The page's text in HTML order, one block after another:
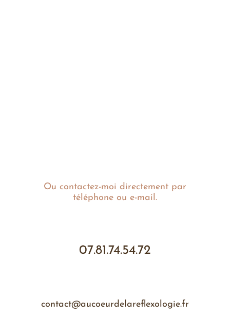
Ou contactez-moi directement par
téléphone ou e-mail.
07.81.74.54.72
contact@aucoeurdelareflexologie.fr